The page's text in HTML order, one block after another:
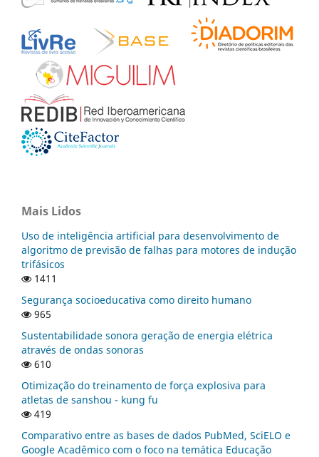
Mais Lidos
Uso de inteligência artificial para desenvolvimento de
algoritmo de previsão de falhas para motores de indução
trifásicos
1411
Segurança socioeducativa como direito humano
965
Sustentabilidade sonora geração de energia elétrica
através de ondas sonoras
610
Otimização do treinamento de força explosiva para
atletas de sanshou - kung fu
419
Comparativo entre as bases de dados PubMed, SciELO e
Google Acadêmico com o foco na temática Educação